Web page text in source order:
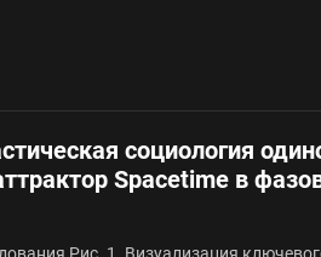
социология
Spacetime в